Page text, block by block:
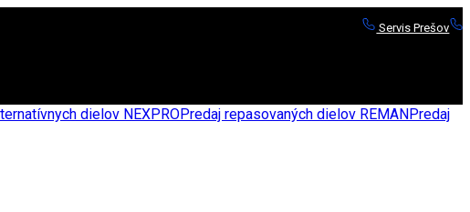
Servis Prešov
dielov NEXPROPredaj repasovaných dielov REMANPredaj